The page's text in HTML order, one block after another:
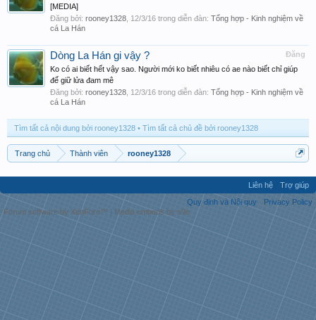
[MEDIA]
Đăng bởi: rooney1328 12/3/16 trong diễn đàn: Tổng hợp - Kinh nghiệm về
cá La Hán
Đăng
Dòng La Hán gi vậy ?
Ko có ai biết hết vậy sao. Người mới ko biết nhiêu có ae nào biết chỉ giúp
để giữ lửa đam mê
Đăng bởi: rooney1328 12/3/16 trong diễn đàn: Tổng hợp - Kinh nghiệm về
cá La Hán
Tìm tất cả nội dung bởi rooney1328 Tìm tất cả chủ đề bởi rooney1328
Trang chủ Thành viên rooney1328
Liên hệ
Trợ giúp
Quy định và Nội quy
Privacy Policy
Forum software by XenForo™ | Media embeds by s9e